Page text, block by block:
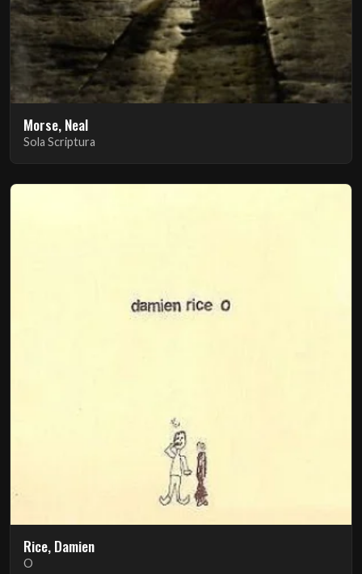
Morse, Neal
Sola Scriptura
Rice, Damien
O